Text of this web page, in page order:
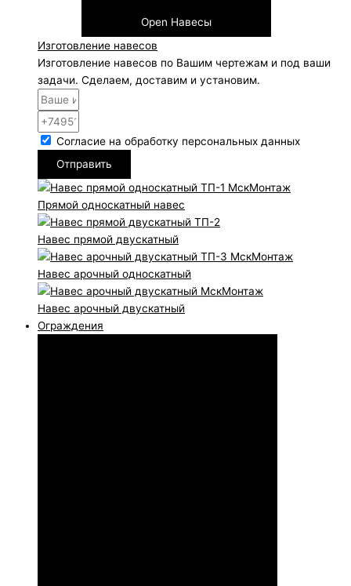
Open Навесы
Изготовление навесов
Изготовление навесов по Вашим чертежам и под ваши
задачи. Сделаем, доставим и установим.
Согласие на обработку персональных данных
Отправить
Прямой односкатный навес
Навес прямой двускатный
Навес арочный односкатный
Навес арочный двускатный
Ограждения